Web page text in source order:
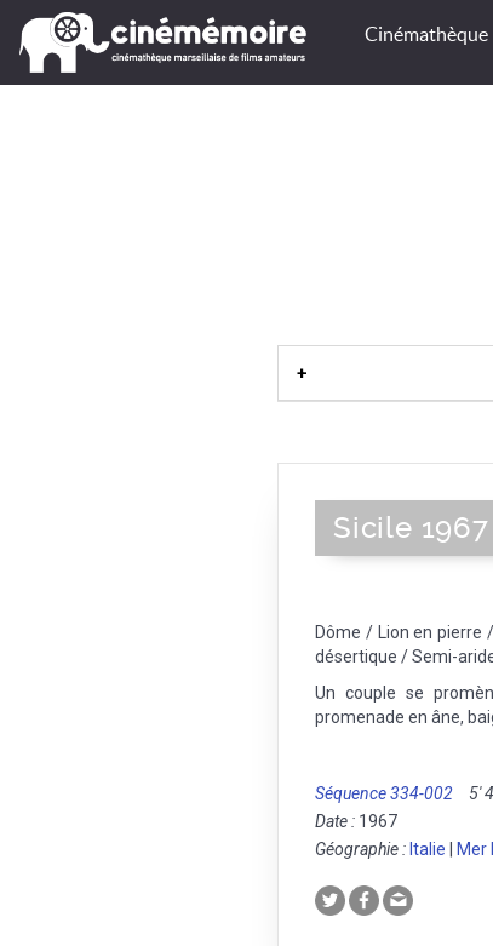
Cinémathèque
Sicile 1967
Dôme / Lion en pierre
désertique / Semi-
Un couple se
promenade en âne,
Séquence 334-002 5'
Date : 1967
Géographie : Italie Mer